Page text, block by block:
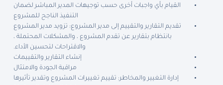
القيام بأي واجبات أخرى حسب توجيهات المدير المباشر لضمان
التنفيذ الناجح للمشروع
تقديم التقارير والتقييم إلى مدير المشروع: تزويد مدير المشروع
بانتظام بتقارير عن تقدم المشروع ، والمشكلات المحتملة ،
والاقتراحات لتحسين الأداء.
إنشاء التقارير والتقييمات
مراقبة الجودة والامتثال
إدارة التغيير والمخاطر: تقييم تغييرات المشروع وتقدير تأثيرها